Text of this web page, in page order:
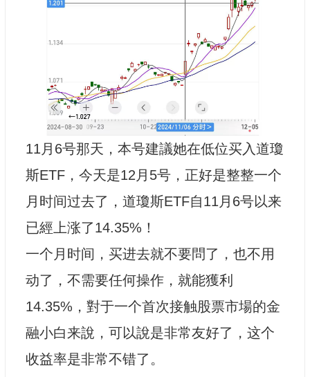
11月6号那天，本号建議她在低位买入道瓊
斯ETF，今天是12月5号，正好是整整一个
月时间过去了，道瓊斯ETF自11月6号以来
已經上涨了14.35%！
一个月时间，买进去就不要問了，也不用
动了，不需要任何操作，就能獲利
14.35%，對于一个首次接触股票市場的金
融小白来說，可以說是非常友好了，这个
收益率是非常不错了。